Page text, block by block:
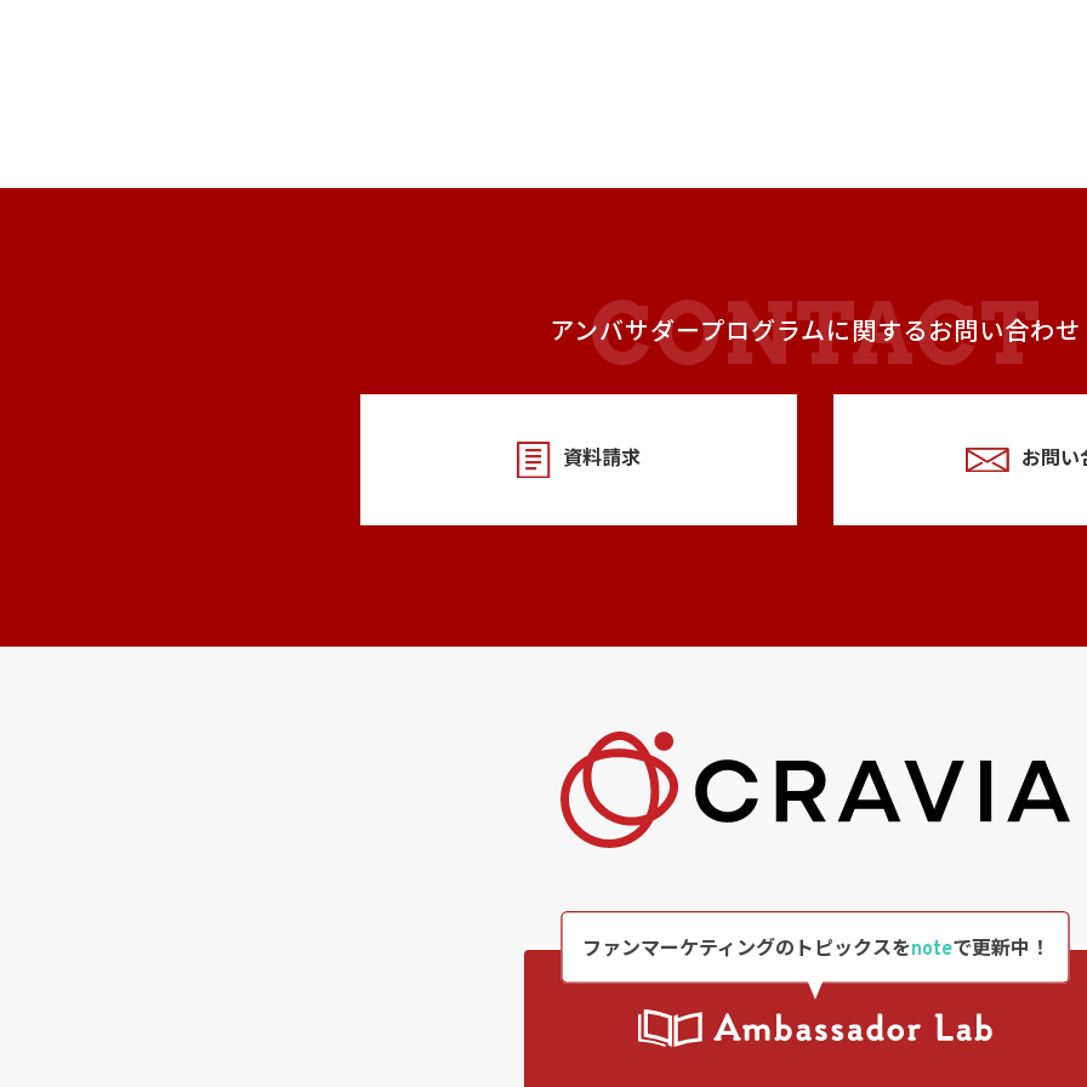
アンバサダープログラムに関するお問い合わせ
資料請求 お問い
ファンマーケティングのトピックスをnoteで更新中！